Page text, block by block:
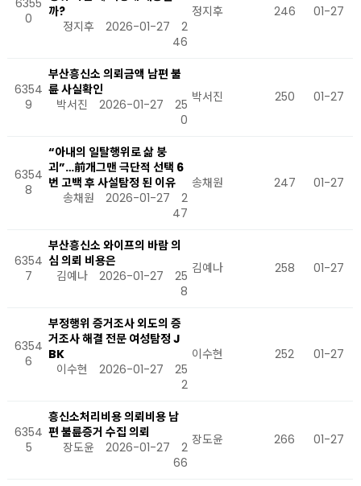
6355
0
까?
정지후
2026-01-27
2
46
정지후 246 01-27
6354
9
부산흥신소 의뢰금액 남편 불
륜 사실확인
박서진
2026-01-27
25
0
박서진 250 01-27
6354
8
“아내의 일탈행위로 삶 붕
괴”…前개그맨 극단적 선택 6
번 고백 후 사설탐정 된 이유
송채원
2026-01-27
2
47
송채원 247 01-27
6354
7
부산흥신소 와이프의 바람 의
심 의뢰 비용은
김예나
2026-01-27
25
8
김예나 258 01-27
6354
6
부정행위 증거조사 외도의 증
거조사 해결 전문 여성탐정 J
BK
이수현
2026-01-27
25
2
이수현 252 01-27
6354
5
흥신소처리비용 의뢰비용 남
편 불륜증거 수집 의뢰
장도윤
2026-01-27
2
66
장도윤 266 01-27